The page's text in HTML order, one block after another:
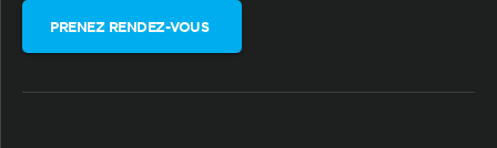
PRENEZ RENDEZ-VOUS